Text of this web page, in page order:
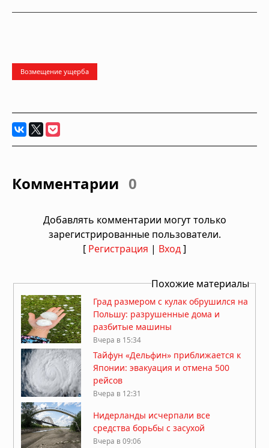
Возмещение ущерба
Комментарии 0
Добавлять комментарии могут только
зарегистрированные пользователи.
[ Регистрация | Вход]
Похожие материалы
Град размером с кулак обрушился на
Польшу: разрушенные дома и
разбитые машины
Вчера в 15:34
Тайфун «Дельфин» приближается к
Японии: эвакуация и отмена 500
рейсов
Вчера в 12:31
Нидерланды исчерпали все
средства борьбы с засухой
Вчера в 09:06